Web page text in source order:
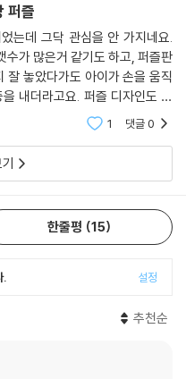
퍼즐
는데 그닥 관심을 안 가지네요.
수가 많은거 같기도 하고, 퍼즐판
잘 놓았다가도 아이가 손을 움직
내더라고요. 퍼즐 디자인도 이
말 마음에 드는데 아이가 더 크
1 댓글0
한줄평 15
. 설정
추천순